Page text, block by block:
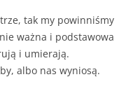
tak my powinniśmy
ważna i podstawowa
i umierają.
albo nas wyniosą.